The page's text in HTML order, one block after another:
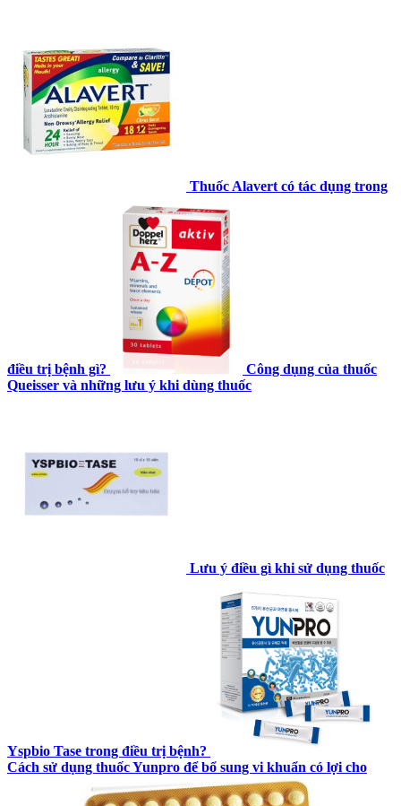
Thuốc Alavert có tác dụng trong
điều trị bệnh gì?
Công dụng của thuốc
Queisser và những lưu ý khi dùng thuốc
Lưu ý điều gì khi sử dụng thuốc
Yspbio Tase trong điều trị bệnh?
Cách sử dụng thuốc Yunpro để bổ sung vi khuẩn có lợi cho